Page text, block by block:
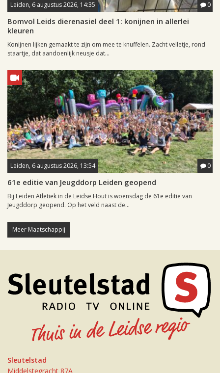
Leiden, 6 augustus 2026, 14:35 0
Bomvol Leids dierenasiel deel 1: konijnen in allerlei
kleuren
Konijnen lijken gemaakt te zijn om mee te knuffelen. Zacht velletje, rond
staartje, dat aandoenlijk neusje dat...
Leiden, 6 augustus 2026, 13:54 0
61e editie van Jeugddorp Leiden geopend
Bij Leiden Atletiek in de Leidse Hout is woensdag de 61e editie van
Jeugddorp geopend. Op het veld naast de...
Meer Maatschappij
Sleutelstad
Middelstegracht 87A